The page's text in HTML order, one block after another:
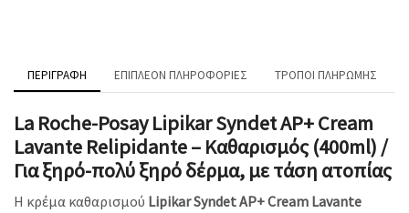
ΠΕΡΙΓΡΑΦΉ ΕΠΙΠΛΈΟΝ ΠΛΗΡΟΦΟΡΊΕΣ ΤΡΌΠΟΙ ΠΛΗΡΩΜΉΣ
La Roche-Posay Lipikar Syndet AP+ Cream
Lavante Relipidante – Καθαρισμός (400ml) /
Για ξηρό-πολύ ξηρό δέρμα, με τάση ατοπίας
Η κρέμα καθαρισμού Lipikar Syndet AP+ Cream Lavante